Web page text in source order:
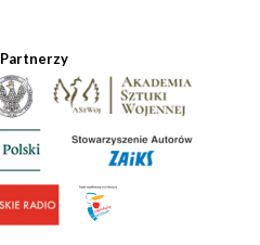
Partnerzy